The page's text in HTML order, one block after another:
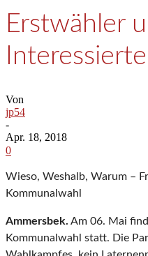
Erstwähler
Interessierte
Von
jp54
-
Apr. 18, 2018
0
Wieso, Weshalb, Warum –
Kommunalwahl
Ammersbek. Am 06. Mai
Kommunalwahl statt. Die